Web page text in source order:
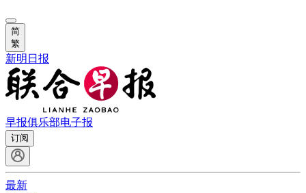
简
繁
新明日报
早报俱乐部电子报
订阅
最新